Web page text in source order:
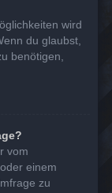
wird
du glaubst,
benötigen,
vom
einem
zu